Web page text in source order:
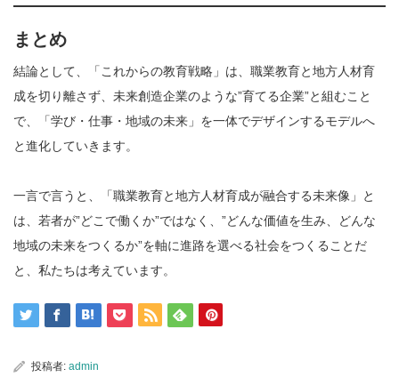
まとめ
結論として、「これからの教育戦略」は、職業教育と地方人材育
成を切り離さず、未来創造企業のような”育てる企業”と組むこと
で、「学び・仕事・地域の未来」を一体でデザインするモデルへ
と進化していきます。
一言で言うと、「職業教育と地方人材育成が融合する未来像」と
は、若者が”どこで働くか”ではなく、”どんな価値を生み、どんな
地域の未来をつくるか”を軸に進路を選べる社会をつくることだ
と、私たちは考えています。
投稿者: admin